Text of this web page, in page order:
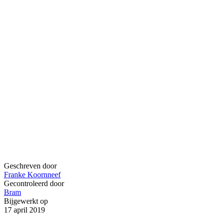
Geschreven door
Franke Koornneef
Gecontroleerd door
Bram
Bijgewerkt op
17 april 2019